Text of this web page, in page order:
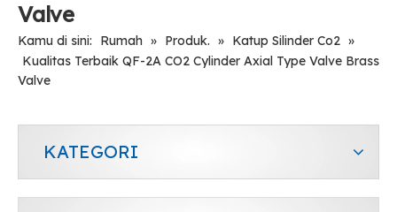
Valve
Kamu di sini: Rumah » Produk. » Katup Silinder Co2 »
Kualitas Terbaik QF-2A CO2 Cylinder Axial Type Valve Brass
Valve
KATEGORI